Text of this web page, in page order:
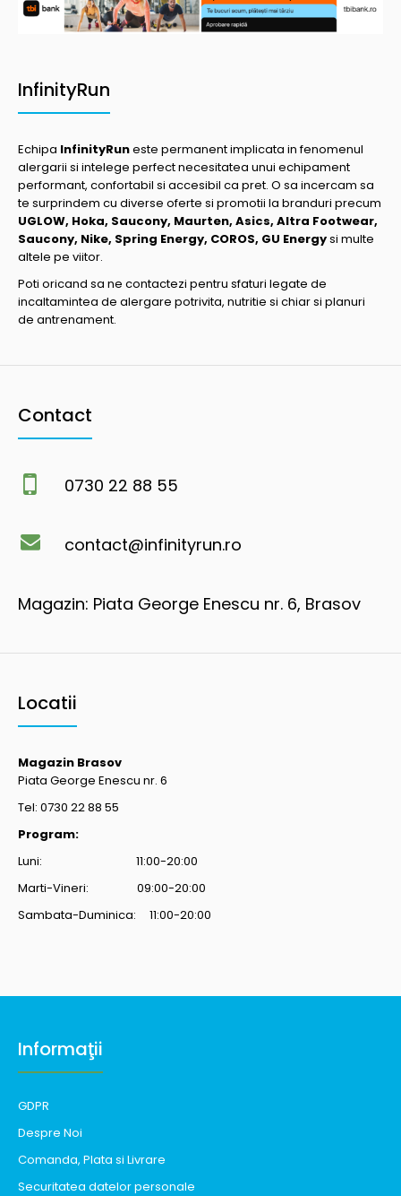
InfinityRun
Echipa InfinityRuneste permanent implicata in fenomenul
alergarii si intelege perfect necesitatea unui echipament
performant, confortabil si accesibil ca pret. O sa incercam sa
te surprindem cu diverse oferte si promotii la branduri precum
UGLOW, Hoka, Saucony, Maurten, Asics, Altra Footwear,
Saucony, Nike, Spring Energy, COROS, GU Energysi multe
altele pe viitor.
Poti oricand sa ne contactezi pentru sfaturi legate de
incaltamintea de alergare potrivita, nutritie si chiar si planuri
de antrenament.
Contact
0730 22 88 55
contact@infinityrun.ro
Magazin: Piata George Enescu nr. 6, Brasov
Locatii
Magazin Brasov
Piata George Enescu nr. 6
Tel: 0730 22 88 55
Program:
Luni: 11:00-20:00
Marti-Vineri: 09:00-20:00
Sambata-Duminica: 11:00-20:00
Informaţii
GDPR
Despre Noi
Comanda, Plata si Livrare
Securitatea datelor personale